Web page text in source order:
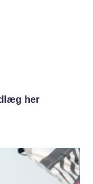
her